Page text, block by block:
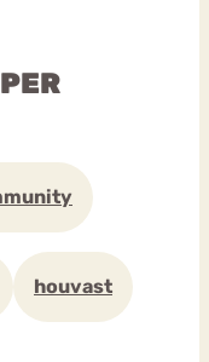
houvast